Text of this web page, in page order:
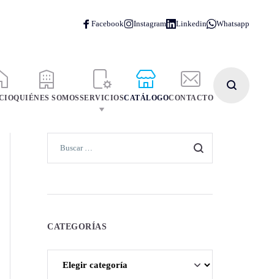
QUIÉNES SOMOSSERVICIOSCATÁLOGOCONTACTO
CATEGORÍAS